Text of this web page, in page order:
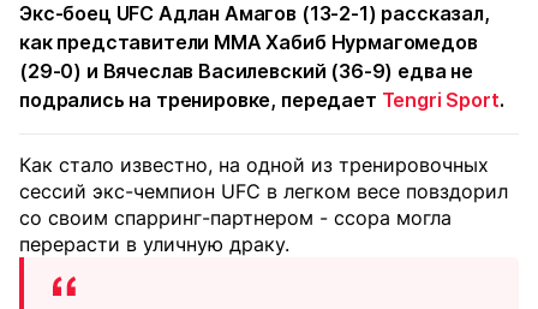
Экс-боец UFC Адлан Амагов (13-2-1) рассказал,
как представители ММА Хабиб Нурмагомедов
(29-0) и Вячеслав Василевский (36-9) едва не
подрались на тренировке, передает Tengri Sport.
Как стало известно, на одной из тренировочных
сессий экс-чемпион UFC в легком весе повздорил
со своим спарринг-партнером - ссора могла
перерасти в уличную драку.